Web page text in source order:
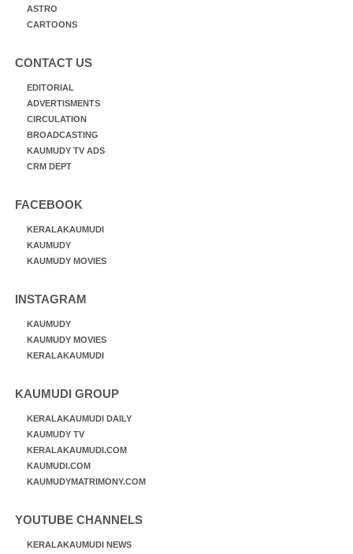
ASTRO
CARTOONS
CONTACT US
EDITORIAL
ADVERTISMENTS
CIRCULATION
BROADCASTING
KAUMUDY TV ADS
CRM DEPT
FACEBOOK
KERALAKAUMUDI
KAUMUDY
KAUMUDY MOVIES
INSTAGRAM
KAUMUDY
KAUMUDY MOVIES
KERALAKAUMUDI
KAUMUDI GROUP
KERALAKAUMUDI DAILY
KAUMUDY TV
KERALAKAUMUDI.COM
KAUMUDI.COM
KAUMUDYMATRIMONY.COM
YOUTUBE CHANNELS
KERALAKAUMUDI NEWS